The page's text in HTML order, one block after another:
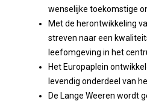
wenselijke toekomstige
Met de herontwikkeling
streven naar een
leefomgeving in het
Het Europaplein
levendig onderdeel van
De Lange Weeren wordt